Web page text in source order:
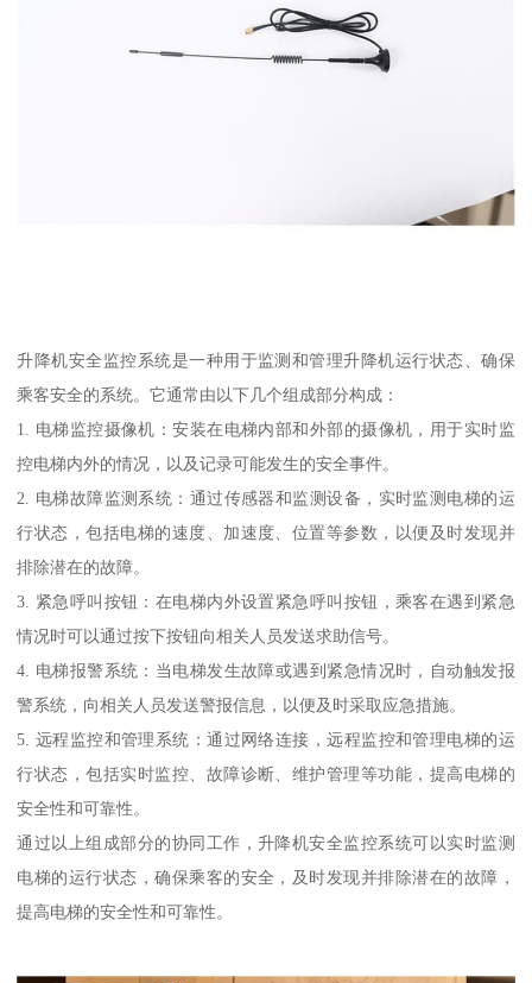
升降机安全监控系统是一种用于监测和管理升降机运行状态、确保
乘客安全的系统。它通常由以下几个组成部分构成：
1. 电梯监控摄像机：安装在电梯内部和外部的摄像机，用于实时监
控电梯内外的情况，以及记录可能发生的安全事件。
2. 电梯故障监测系统：通过传感器和监测设备，实时监测电梯的运
行状态，包括电梯的速度、加速度、位置等参数，以便及时发现并
排除潜在的故障。
3. 紧急呼叫按钮：在电梯内外设置紧急呼叫按钮，乘客在遇到紧急
情况时可以通过按下按钮向相关人员发送求助信号。
4. 电梯报警系统：当电梯发生故障或遇到紧急情况时，自动触发报
警系统，向相关人员发送警报信息，以便及时采取应急措施。
5. 远程监控和管理系统：通过网络连接，远程监控和管理电梯的运
行状态，包括实时监控、故障诊断、维护管理等功能，提高电梯的
安全性和可靠性。
通过以上组成部分的协同工作，升降机安全监控系统可以实时监测
电梯的运行状态，确保乘客的安全，及时发现并排除潜在的故障，
提高电梯的安全性和可靠性。